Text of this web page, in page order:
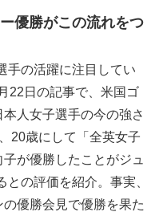
優勝がこの流れをつ
の活躍に注目してい
22日の記事で、米国ゴ
人女子選手の今の強さ
20歳にして「全英女子
が優勝したことがジュ
の評価を紹介。事実、
優勝会見で優勝を果た